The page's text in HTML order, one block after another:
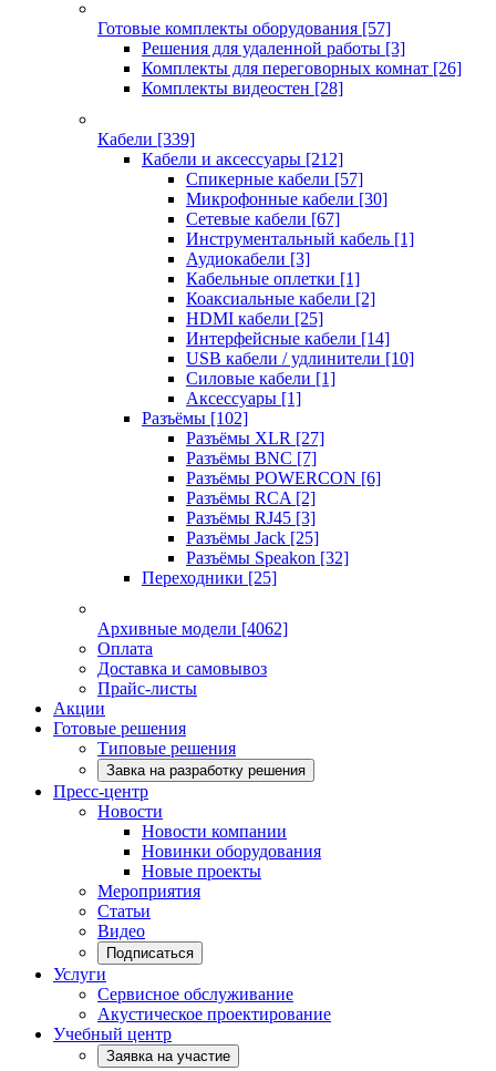
Готовые комплекты оборудования [57]
Решения для удаленной работы [3]
Комплекты для переговорных комнат [26]
Комплекты видеостен [28]
Кабели [339]
Кабели и аксессуары [212]
Спикерные кабели [57]
Микрофонные кабели [30]
Сетевые кабели [67]
Инструментальный кабель [1]
Аудиокабели [3]
Кабельные оплетки [1]
Коаксиальные кабели [2]
HDMI кабели [25]
Интерфейсные кабели [14]
USB кабели / удлинители [10]
Силовые кабели [1]
Аксессуары [1]
Разъёмы [102]
Разъёмы XLR [27]
Разъёмы BNC [7]
Разъёмы POWERCON [6]
Разъёмы RCA [2]
Разъёмы RJ45 [3]
Разъёмы Jack [25]
Разъёмы Speakon [32]
Переходники [25]
Архивные модели [4062]
Оплата
Доставка и самовывоз
Прайс-листы
Акции
Готовые решения
Типовые решения
Завка на разработку решения
Пресс-центр
Новости
Новости компании
Новинки оборудования
Новые проекты
Мероприятия
Статьи
Видео
Подписаться
Услуги
Сервисное обслуживание
Акустическое проектирование
Учебный центр
Заявка на участие